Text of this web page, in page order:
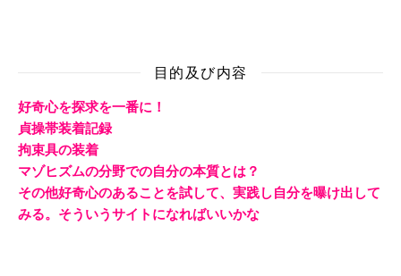
目的及び内容
好奇心を探求を一番に！
貞操帯装着記録
拘束具の装着
マゾヒズムの分野での自分の本質とは？
その他好奇心のあることを試して、実践し自分を曝け出して
みる。そういうサイトになればいいかな